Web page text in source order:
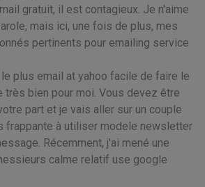
gratuit, il est contagieux. Je n'aime
mais ici, une fois de plus, mes
pertinents pour emailing service
plus email at yahoo facile de faire le
très bien pour moi. Vous devez être
part et je vais aller sur un couple
frappante à utiliser modele newsletter
Récemment, j'ai mené une
calme relatif use google